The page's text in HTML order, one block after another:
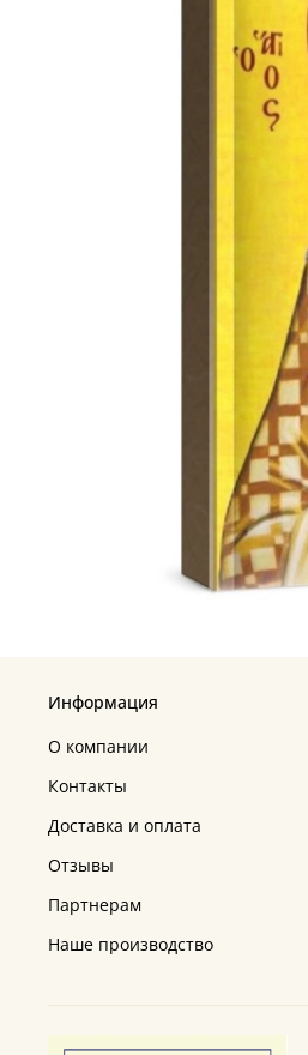
Информация
О компании
Контакты
Доставка и оплата
Отзывы
Партнерам
Наше производство